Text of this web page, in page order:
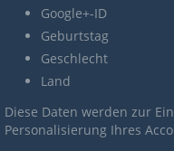
Google+-ID
Geburtstag
Geschlecht
Land
Diese Daten werden zur
Personalisierung Ihres